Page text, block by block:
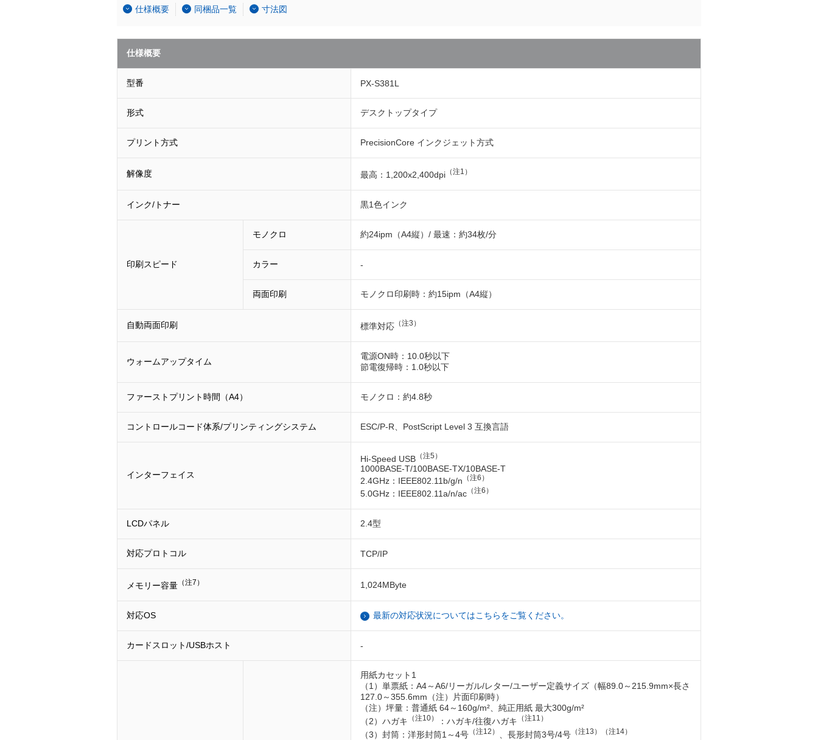
仕様概要 同梱品一覧 寸法図
仕様概要
型番 PX-S381L
形式 デスクトップタイプ
プリント方式 PrecisionCore インクジェット方式
解像度 最高：1,200x2,400dpi （注1）
インク/トナー 黒1色インク
印刷スピード
モノクロ 約24ipm（A4縦）/ 最速：約34枚/分
カラー -
両面印刷 モノクロ印刷時：約15ipm（A4縦）
自動両面印刷 標準対応 （注3）
ウォームアップタイム
電源ON時：10.0秒以下
節電復帰時：1.0秒以下
ファーストプリント時間（A4） モノクロ：約4.8秒
コントロールコード体系/プリンティングシステム ESC/P-R、PostScript Level 3 互換言語
インターフェイス
Hi-Speed USB （注5）
1000BASE-T/100BASE-TX/10BASE-T
2.4GHz：IEEE802.11b/g/n （注6）
5.0GHz：IEEE802.11a/n/ac （注6）
LCDパネル 2.4型
対応プロトコル TCP/IP
メモリー容量 （注7） 1,024MByte
対応OS 最新の対応状況についてはこちらをご覧ください。
カードスロット/USBホスト -
用紙カセット1
（1）単票紙：A4～A6/リーガル/レター/ユーザー定義サイズ（幅89.0～215.9mm×長さ
127.0～355.6mm（注）片面印刷時）
（注）坪量：普通紙 64～160g/m²、純正用紙 最大300g/m²
（2）ハガキ （注10） ：ハガキ/往復ハガキ （注11）
（3）封筒：洋形封筒1～4号 （注12） 、長形封筒3号/4号 （注13）（注14）